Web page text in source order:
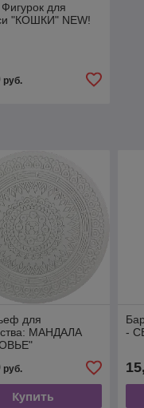
для
"КОШКИ" NEW!
руб.
для
МАНДАЛА
руб.
Купить
-